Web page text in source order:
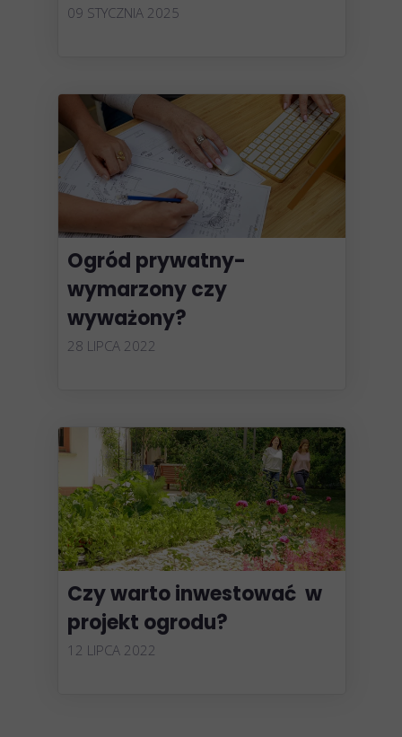
09 STYCZNIA 2025
Ogród prywatny-
wymarzony czy
wyważony?
28 LIPCA 2022
Czy warto inwestować w
projekt ogrodu?
12 LIPCA 2022